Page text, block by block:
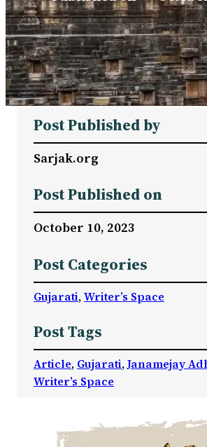
Post Published by
Sarjak.org
Post Published on
October 10, 2023
Post Categories
Gujarati, Writer’s Space
Post Tags
Article, Gujarati, Janamejay
Writer’s Space